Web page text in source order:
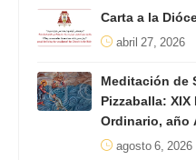
Carta a la
abril 27, 2026
Meditación de
Pizzaballa:
Ordinario, año
agosto 6, 2026